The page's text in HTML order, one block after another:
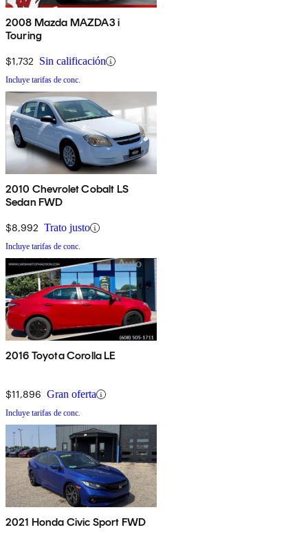
2008 Mazda MAZDA3 i
Touring
$1,732 Sin calificación
Incluye tarifas de conc.
2010 Chevrolet Cobalt LS
Sedan FWD
$8,992 Trato justo
Incluye tarifas de conc.
2016 Toyota Corolla LE
$11,896 Gran oferta
Incluye tarifas de conc.
2021 Honda Civic Sport FWD